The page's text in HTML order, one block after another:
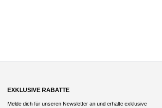
EXKLUSIVE RABATTE
Melde dich für unseren Newsletter an und erhalte exklusive